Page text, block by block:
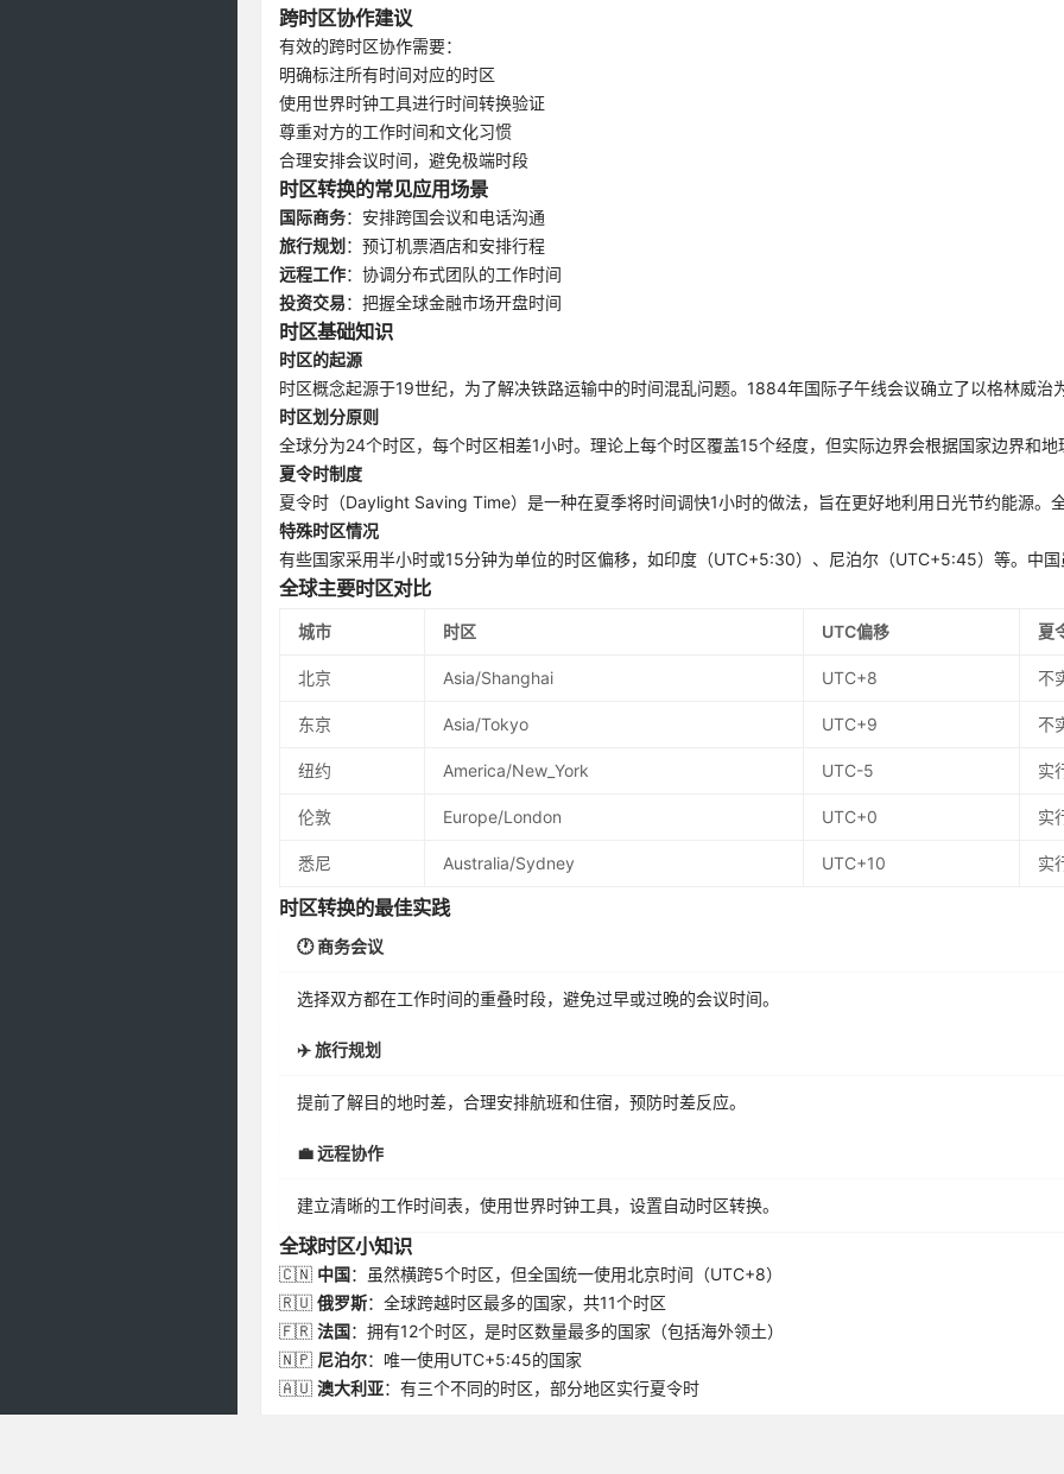
跨时区协作建议
有效的跨时区协作需要：
明确标注所有时间对应的时区
使用世界时钟工具进行时间转换验证
尊重对方的工作时间和文化习惯
合理安排会议时间，避免极端时段
时区转换的常见应用场景
国际商务：安排跨国会议和电话沟通
旅行规划 ：预订机票酒店和安排行程
远程工作：协调分布式团队的工作时间
投资交易：把握全球金融市场开盘时间
时区基础知识
时区的起源
时区概念起源于19世纪，为了解决铁路运输中的时间混乱问题。1884年国际子午线会议确立了以格林威治
时区划分原则
全球分为24个时区，每个时区相差1小时。理论上每个时区覆盖15个经度，但实际边界会根据国家边界和地
夏令时制度
夏令时（Daylight Saving Time）是一种在夏季将时间调快1小时的做法，旨在更好地利用日光节约能源。
特殊时区情况
有些国家采用半小时或15分钟为单位的时区偏移，如印度（UTC+5:30）、尼泊尔（UTC+5:45）等。中国
全球主要时区对比
城市 时区 UTC偏移 夏
北京 Asia/Shanghai UTC+8 不
东京 Asia/Tokyo UTC+9 不
纽约 America/New_York UTC-5 实
伦敦 Europe/London UTC+0 实
悉尼 Australia/Sydney UTC+10 实
时区转换的最佳实践
🕐 商务会议
选择双方都在工作时间的重叠时段，避免过早或过晚的会议时间。
✈️ 旅行规划
提前了解目的地时差，合理安排航班和住宿，预防时差反应。
💼 远程协作
建立清晰的工作时间表，使用世界时钟工具，设置自动时区转换。
全球时区小知识
🇨🇳 中国：虽然横跨5个时区，但全国统一使用北京时间（UTC+8）
🇷🇺 俄罗斯：全球跨越时区最多的国家，共11个时区
🇫🇷 法国：拥有12个时区，是时区数量最多的国家（包括海外领土）
🇳🇵 尼泊尔：唯一使用UTC+5:45的国家
🇦🇺 澳大利亚：有三个不同的时区，部分地区实行夏令时